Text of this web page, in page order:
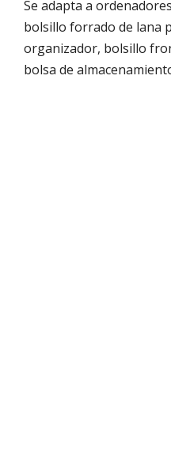
Se adapta a
bolsillo forrado de lana
organizador, bolsillo
bolsa de